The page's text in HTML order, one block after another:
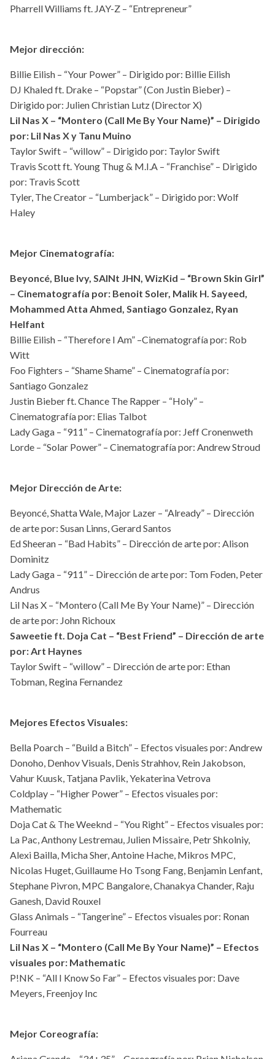
Pharrell Williams ft. JAY-Z – “Entrepreneur”
Mejor dirección:
Billie Eilish – “Your Power” – Dirigido por: Billie Eilish
DJ Khaled ft. Drake – “Popstar” (Con Justin Bieber) –
Dirigido por: Julien Christian Lutz (Director X)
Lil Nas X – “Montero (Call Me By Your Name)” – Dirigido
por: Lil Nas X y Tanu Muino
Taylor Swift – “willow” – Dirigido por: Taylor Swift
Travis Scott ft. Young Thug & M.I.A – “Franchise” – Dirigido
por: Travis Scott
Tyler, The Creator – “Lumberjack” – Dirigido por: Wolf
Haley
Mejor Cinematografía:
Beyoncé, Blue Ivy, SAINt JHN, WizKid – “Brown Skin Girl”
– Cinematografía por: Benoit Soler, Malik H. Sayeed,
Mohammed Atta Ahmed, Santiago Gonzalez, Ryan
Helfant
Billie Eilish – “Therefore I Am” –Cinematografía por: Rob
Witt
Foo Fighters – “Shame Shame” – Cinematografía por:
Santiago Gonzalez
Justin Bieber ft. Chance The Rapper – “Holy” –
Cinematografía por: Elias Talbot
Lady Gaga – “911” – Cinematografía por: Jeff Cronenweth
Lorde – “Solar Power” – Cinematografía por: Andrew Stroud
Mejor Dirección de Arte:
Beyoncé, Shatta Wale, Major Lazer – “Already” – Dirección
de arte por: Susan Linns, Gerard Santos
Ed Sheeran – “Bad Habits” – Dirección de arte por: Alison
Dominitz
Lady Gaga – “911” – Dirección de arte por: Tom Foden, Peter
Andrus
Lil Nas X – “Montero (Call Me By Your Name)” – Dirección
de arte por: John Richoux
Saweetie ft. Doja Cat – “Best Friend” – Dirección de arte
por: Art Haynes
Taylor Swift – “willow” – Dirección de arte por: Ethan
Tobman, Regina Fernandez
Mejores Efectos Visuales:
Bella Poarch – “Build a Bitch” – Efectos visuales por: Andrew
Donoho, Denhov Visuals, Denis Strahhov, Rein Jakobson,
Vahur Kuusk, Tatjana Pavlik, Yekaterina Vetrova
Coldplay – “Higher Power” – Efectos visuales por:
Mathematic
Doja Cat & The Weeknd – “You Right” – Efectos visuales por:
La Pac, Anthony Lestremau, Julien Missaire, Petr Shkolniy,
Alexi Bailla, Micha Sher, Antoine Hache, Mikros MPC,
Nicolas Huget, Guillaume Ho Tsong Fang, Benjamin Lenfant,
Stephane Pivron, MPC Bangalore, Chanakya Chander, Raju
Ganesh, David Rouxel
Glass Animals – “Tangerine” – Efectos visuales por: Ronan
Fourreau
Lil Nas X – “Montero (Call Me By Your Name)” – Efectos
visuales por: Mathematic
P!NK – “All I Know So Far” – Efectos visuales por: Dave
Meyers, Freenjoy Inc
Mejor Coreografía: